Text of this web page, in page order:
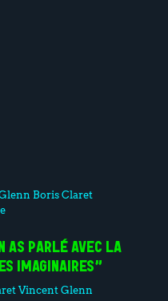
Boris Claret
AS PARLÉ AVEC LA
IMAGINAIRES”
Vincent Glenn